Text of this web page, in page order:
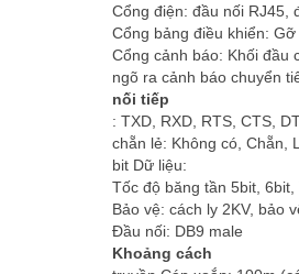
Cổng điện: đầu nối RJ45,
Cổng bảng điều khiển:
Cổng cảnh báo: Khối đầu
ngõ ra cảnh báo chuyển
nối tiếp
: TXD, RXD, RTS, CTS,
chẵn lẻ: Không có, Chẵn,
bit Dữ liệu:
Tốc độ băng tần 5bit,
Bảo vệ: cách ly 2KV, bảo
Đầu nối: DB9 male
Khoảng cách